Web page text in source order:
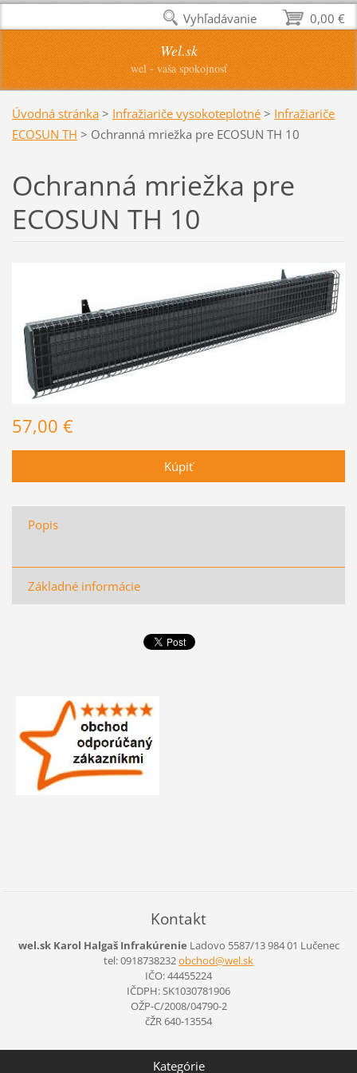
Wel.sk
wel - vaša spokojnosť
Úvodná stránka > Infražiariče vysokoteplotné > Infražiariče
ECOSUN TH > Ochranná mriežka pre ECOSUN TH 10
Ochranná mriežka pre
ECOSUN TH 10
57,00 €
Popis
Základné informácie
Kontakt
wel.sk Karol Halgaš Infrakúrenie Ladovo 5587/13984 01 Lučenec
tel: 0918738232obchod@wel.sk
IČO: 44455224
IČDPH: SK1030781906
OŽP-C/2008/04790-2
čŽR 640-13554
Kategórie
0,00 €
Vyhľadávanie